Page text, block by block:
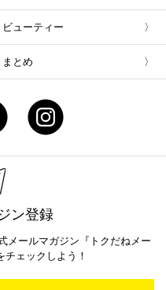
ビューティー
まとめ
ン登録
メールマガジン『トクだねメー
ェックしよう！